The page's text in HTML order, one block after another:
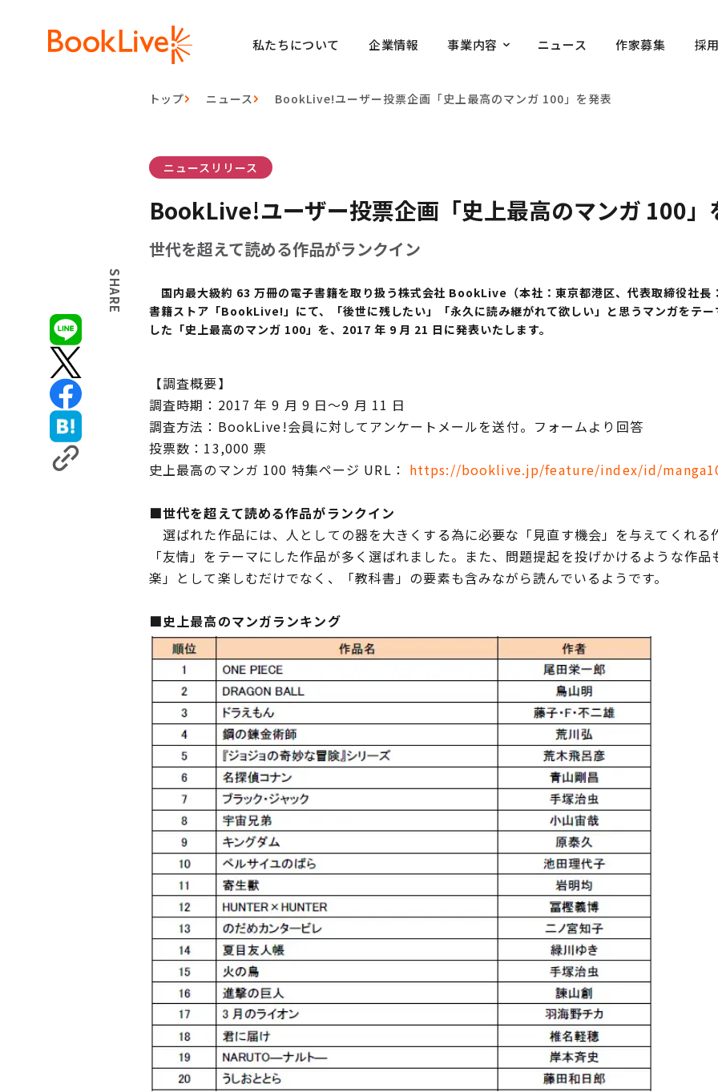
私たちについて 企業情報 事業内容 ニュース 作家募集 採
トップ ニュース BookLive!ユーザー投票企画「史上最高のマンガ 100」を発表
SHARE
ニュースリリース
BookLive!ユーザー投票企画「史上最高のマンガ 100」
世代を超えて読める作品がランクイン
国内最大級約 63 万冊の電子書籍を取り扱う株式会社 BookLive（本社：東京都港区、代表取締役社長
書籍ストア「BookLive!」にて、「後世に残したい」「永久に読み継がれて欲しい」と思うマンガをテ
した「史上最高のマンガ 100」を、2017 年 9 月 21 日に発表いたします。
【調査概要】
調査時期：2017 年 9 月 9 日～9 月 11 日
調査方法：BookLive!会員に対してアンケートメールを送付。フォームより回答
投票数：13,000 票
史上最高のマンガ 100 特集ページ URL： https://booklive.jp/feature/index/id/
■世代を超えて読める作品がランクイン
選ばれた作品には、人としての器を大きくする為に必要な「見直す機会」を与えてくれる
「友情」をテーマにした作品が多く選ばれました。また、問題提起を投げかけるような作
楽」として楽しむだけでなく、「教科書」の要素も含みながら読んでいるようです。
■史上最高のマンガランキング